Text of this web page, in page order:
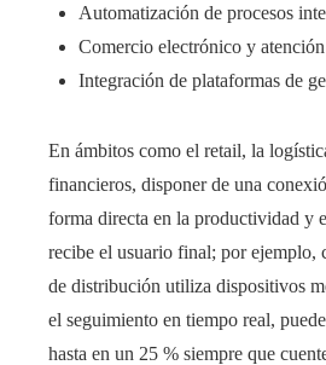
Automatización de procesos
Comercio electrónico y
Integración de plataformas de
En ámbitos como el retail, la
financieros, disponer de una
forma directa en la productividad y
recibe el usuario final; por ejemplo,
de distribución utiliza dispositivos
el seguimiento en tiempo real,
hasta en un 25 % siempre que